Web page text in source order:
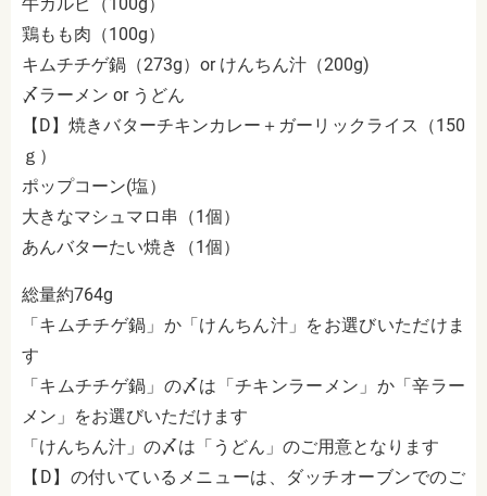
鶏もも肉（100g）
キムチチゲ鍋（273g）or けんちん汁（200g)
〆ラーメン or うどん
【D】焼きバターチキンカレー＋ガーリックライス（150
ｇ）
ポップコーン(塩）
大きなマシュマロ串（1個）
あんバターたい焼き（1個）
総量約764g
「キムチチゲ鍋」か「けんちん汁」をお選びいただけま
す
「キムチチゲ鍋」の〆は「チキンラーメン」か「辛ラー
メン」をお選びいただけます
「けんちん汁」の〆は「うどん」のご用意となります
【D】の付いているメニューは、ダッチオーブンでのご